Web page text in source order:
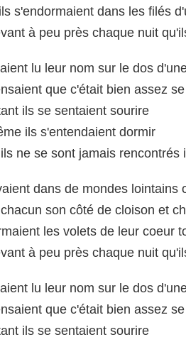
s'endormaient dans les filés
à peu près chaque nuit
lu leur nom sur le dos
que c'était bien assez
ils se sentaient sourire
ils s'entendaient dormir
ne se sont jamais rencontrés
dans de mondes lointains
son côté de cloison et
les volets de leur coeur
à peu près chaque nuit
lu leur nom sur le dos
que c'était bien assez
ils se sentaient sourire